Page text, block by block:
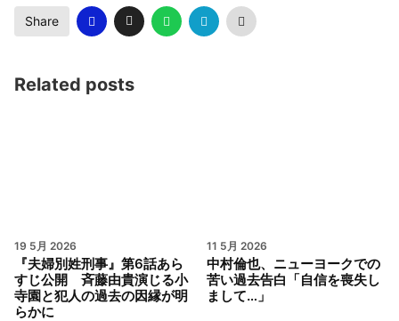
Share
Related posts
19 5月 2026
『夫婦別姓刑事』第6話あら
すじ公開 斉藤由貴演じる小
寺園と犯人の過去の因縁が明
らかに
11 5月 2026
中村倫也、ニューヨークでの
苦い過去告白「自信を喪失し
まして…」